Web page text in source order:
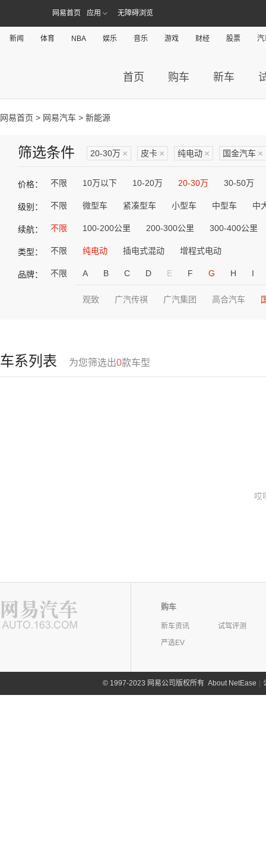
网易首页 应用 无障碍浏览
新闻 体育 NBA 娱乐 音乐 游戏 财经 股票 汽
首页 购车 新车
网易首页 > 网易汽车 > 新能源
筛选条件 20-30万 × 皮卡 × 纯电动 × 国金汽车 ×
价格： 不限 10万以下 10-20万 20-30万 30-50万
级别： 不限 微型车 紧凑型车 小型车 中型车 中
续航： 不限 100-200公里 200-300公里 300-400公里
类型： 不限 纯电动 插电式混动 增程式电动
品牌： 不限 A B C D E F G H I
观致 广汽传祺 广汽集团 高合汽车
车系列表 为您筛选出0款车型
哎
购车
新车资讯
试驾评测
严选EV
©1997-2023 网易公司版权所有 About NetEase